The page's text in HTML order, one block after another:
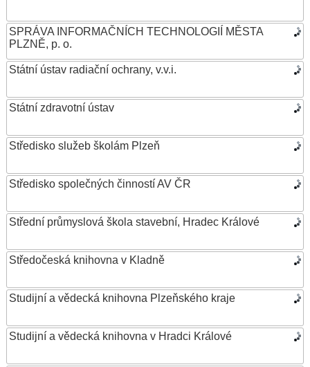
SPRÁVA INFORMAČNÍCH TECHNOLOGIÍ MĚSTA
PLZNĚ, p. o.
Státní ústav radiační ochrany, v.v.i.
Státní zdravotní ústav
Středisko služeb školám Plzeň
Středisko společných činností AV ČR
Střední průmyslová škola stavební, Hradec Králové
Středočeská knihovna v Kladně
Studijní a vědecká knihovna Plzeňského kraje
Studijní a vědecká knihovna v Hradci Králové